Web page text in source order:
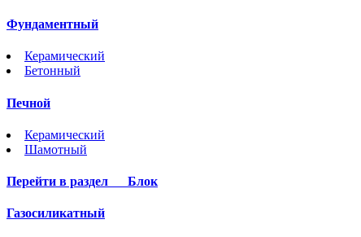
Фундаментный
Керамический
Бетонный
Печной
Керамический
Шамотный
Перейти в раздел Блок
Газосиликатный